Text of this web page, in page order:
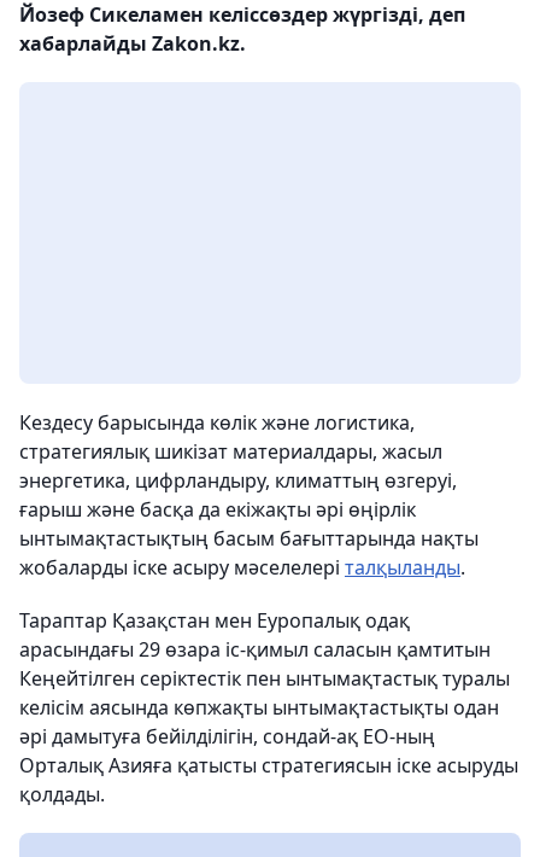
Йозеф Сикеламен келіссөздер жүргізді, деп
хабарлайды Zakon.kz.
Кездесу барысында көлік және логистика,
стратегиялық шикізат материалдары, жасыл
энергетика, цифрландыру, климаттың өзгеруі,
ғарыш және басқа да екіжақты әрі өңірлік
ынтымақтастықтың басым бағыттарында нақты
жобаларды іске асыру мәселелері талқыланды.
Тараптар Қазақстан мен Еуропалық одақ
арасындағы 29 өзара іс-қимыл саласын қамтитын
Кеңейтілген серіктестік пен ынтымақтастық туралы
келісім аясында көпжақты ынтымақтастықты одан
әрі дамытуға бейілділігін, сондай-ақ ЕО-ның
Орталық Азияға қатысты стратегиясын іске асыруды
қолдады.